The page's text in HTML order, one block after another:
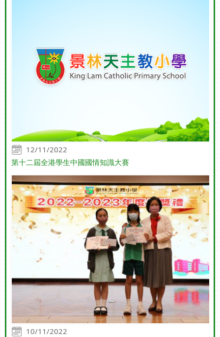
12/11/2022
第十二屆全港學生中國國情知識大賽
10/11/2022